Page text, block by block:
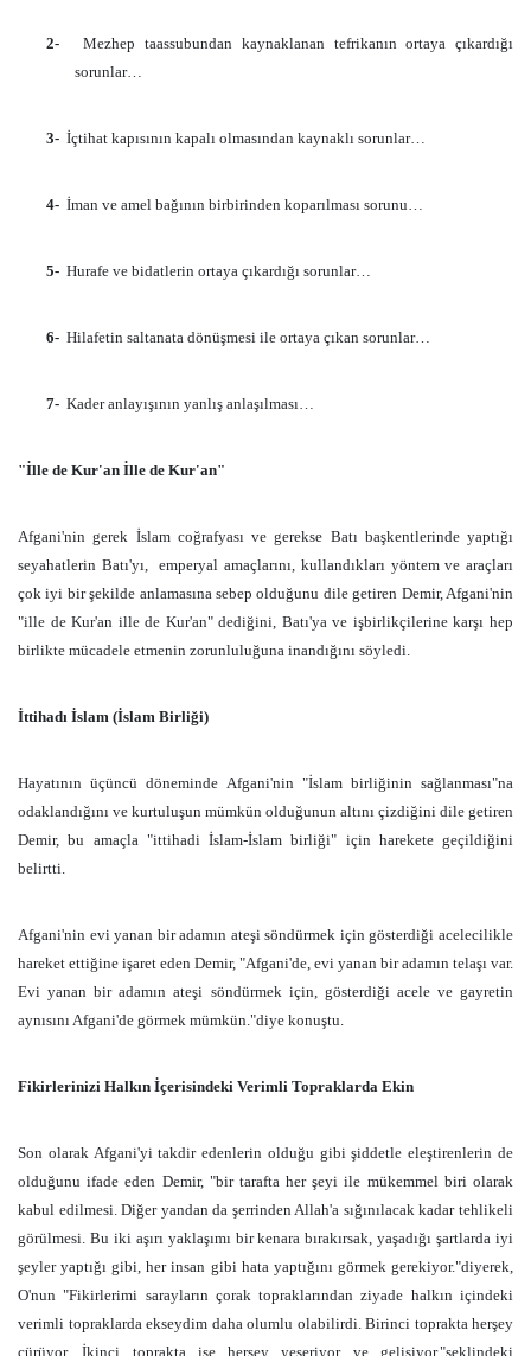
2-
Mezhep taassubundan kaynaklanan tefrikanın ortaya çıkardığı
sorunlar…
3- İçtihat kapısının kapalı olmasından kaynaklı sorunlar…
4- İman ve amel bağının birbirinden koparılması sorunu…
5- Hurafe ve bidatlerin ortaya çıkardığı sorunlar…
6- Hilafetin saltanata dönüşmesi ile ortaya çıkan sorunlar…
7- Kader anlayışının yanlış anlaşılması…
"İlle de Kur'an İlle de Kur'an"
Afgani'nin gerek İslam coğrafyası ve gerekse Batı başkentlerinde yaptığı
seyahatlerin Batı'yı,
emperyal amaçlarını, kullandıkları yöntem ve araçları
çok iyi bir şekilde anlamasına sebep olduğunu dile getiren Demir, Afgani'nin
"ille de Kur'an ille de Kur'an" dediğini, Batı'ya ve işbirlikçilerine karşı hep
birlikte mücadele etmenin zorunluluğuna inandığını söyledi.
İttihadı İslam (İslam Birliği)
Hayatının üçüncü döneminde Afgani'nin "İslam birliğinin sağlanması"na
odaklandığını ve kurtuluşun mümkün olduğunun altını çizdiğini dile getiren
Demir, bu amaçla "ittihadi İslam-İslam birliği" için harekete geçildiğini
belirtti.
Afgani'nin evi yanan bir adamın ateşi söndürmek için gösterdiği acelecilikle
hareket ettiğine işaret eden Demir, "Afgani'de, evi yanan bir adamın telaşı var.
Evi yanan bir adamın ateşi söndürmek için, gösterdiği acele ve gayretin
aynısını Afgani'de görmek mümkün."diye konuştu.
Fikirlerinizi Halkın İçerisindeki Verimli Topraklarda Ekin
Son olarak Afgani'yi takdir edenlerin olduğu gibi şiddetle eleştirenlerin de
olduğunu ifade eden Demir, "bir tarafta her şeyi ile mükemmel biri olarak
kabul edilmesi. Diğer yandan da şerrinden Allah'a sığınılacak kadar tehlikeli
görülmesi. Bu iki aşırı yaklaşımı bir kenara bırakırsak, yaşadığı şartlarda iyi
şeyler yaptığı gibi, her insan gibi hata yaptığını görmek gerekiyor."diyerek,
O'nun "Fikirlerimi sarayların çorak topraklarından ziyade halkın içindeki
verimli topraklarda ekseydim daha olumlu olabilirdi. Birinci toprakta herşey
çürüyor. İkinci toprakta ise herşey yeşeriyor ve gelişiyor."şeklindeki